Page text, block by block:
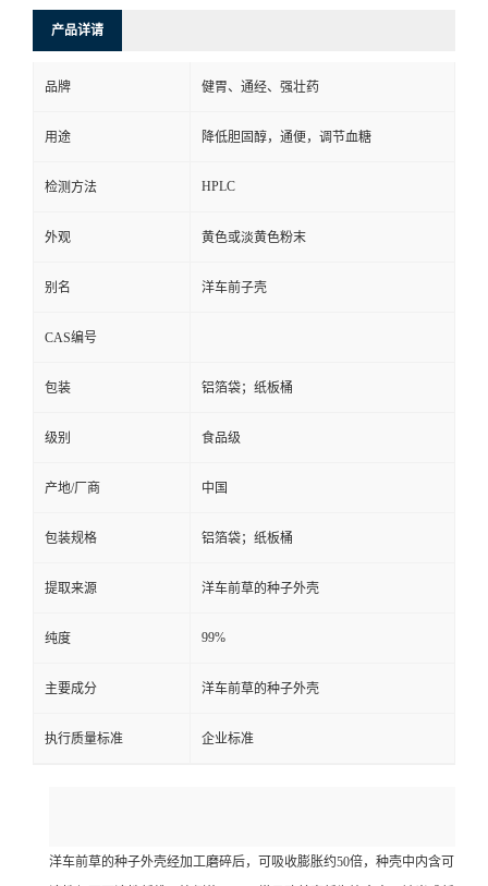
方
产品详请
品牌 健胃、通经、强壮药
用途 降低胆固醇，通便，调节血糖
检测方法 HPLC
外观 黄色或淡黄色粉末
别名 洋车前子壳
CAS编号
包装 铝箔袋；纸板桶
级别 食品级
产地/厂商 中国
包装规格 铝箔袋；纸板桶
提取来源 洋车前草的种子外壳
纯度 99%
主要成分 洋车前草的种子外壳
执行质量标准 企业标准
洋车前草的种子外壳经加工磨碎后，可吸收膨胀约50倍，种壳中内含可